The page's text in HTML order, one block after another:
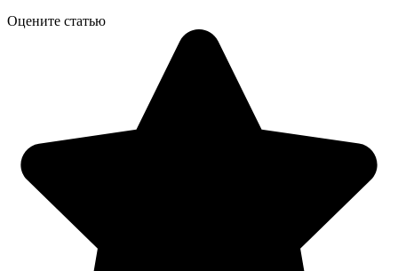
Оцените статью